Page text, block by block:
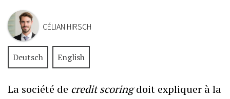
CÉLIAN HIRSCH
Deutsch English
La société de credit scoringdoit expliquer à la